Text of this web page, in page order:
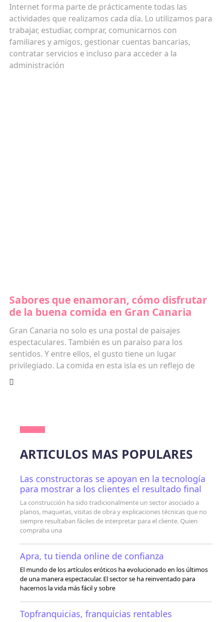
Internet forma parte de prácticamente todas las
actividades que realizamos cada día. Lo utilizamos para
trabajar, estudiar, comprar, comunicarnos con
familiares y amigos, gestionar cuentas bancarias,
contratar servicios e incluso para acceder a la
administración
Sabores que enamoran, cómo disfrutar
de la buena comida en Gran Canaria
Gran Canaria no solo es una postal de paisajes
espectaculares. También es un paraíso para los
sentidos. Y entre ellos, el gusto tiene un lugar
privilegiado. La comida en esta isla es un reflejo de
ARTICULOS MAS POPULARES
Las constructoras se apoyan en la tecnología
para mostrar a los clientes el resultado final
La construcción ha sido tradicionalmente un sector asociado a
planos, maquetas, visitas de obra y explicaciones técnicas que no
siempre resultaban fáciles de interpretar para el cliente. Quien
compraba una
Apra, tu tienda online de confianza
El mundo de los artículos eróticos ha evolucionado en los últimos
de una manera espectacular. El sector se ha reinventado para
hacernos la vida más fácil y sobre
Topfranquicias, franquicias rentables